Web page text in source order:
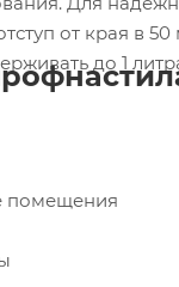
от края в
до 1
помещения